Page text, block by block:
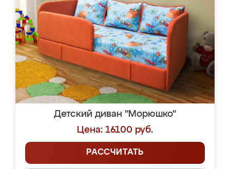
Детский диван "Морюшко"
Цена: 16100 руб.
РАССЧИТАТЬ